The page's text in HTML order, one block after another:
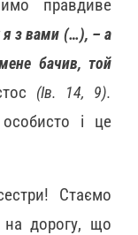
правдиве
я з вами (…), – а
бачив, той
(Ів. 14, 9).
і це
Стаємо
на дорогу, що